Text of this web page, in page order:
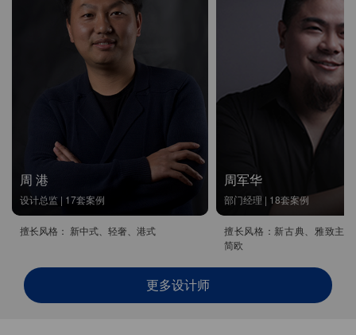
周 港
设计总监 | 17套案例
擅长风格： 新中式、轻奢、港式
周军华
部门经理 | 18套案例
擅长风格：新古典、雅致主
简欧
更多设计师